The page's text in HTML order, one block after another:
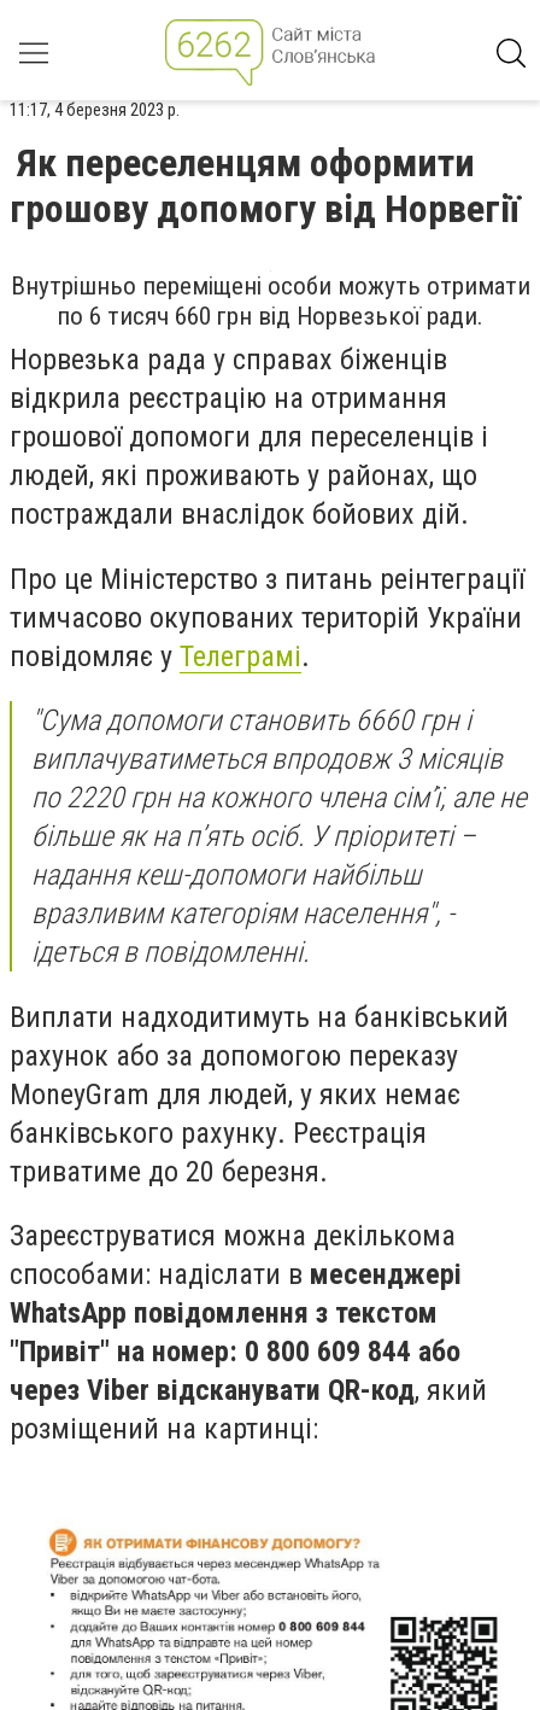
11:17, 4 березня 2023 р.
Як переселенцям оформити
грошову допомогу від Норвегії
Внутрішньо переміщені особи можуть отримати
по 6 тисяч 660 грн від Норвезької ради.
Норвезька рада у справах біженців
відкрила реєстрацію на отримання
грошової допомоги для переселенців і
людей, які проживають у районах, що
постраждали внаслідок бойових дій.
Про це Міністерство з питань реінтеграції
тимчасово окупованих територій України
повідомляє у Телеграмі.
"Сума допомоги становить 6660 грн і
виплачуватиметься впродовж 3 місяців
по 2220 грн на кожного члена сім’ї, але не
більше як на п’ять осіб. У пріоритеті –
надання кеш-допомоги найбільш
вразливим категоріям населення", -
ідеться в повідомленні.
Виплати надходитимуть на банківський
рахунок або за допомогою переказу
MoneyGram для людей, у яких немає
банківського рахунку. Реєстрація
триватиме до 20 березня.
Зареєструватися можна декількома
способами: надіслати в месенджері
WhatsApp повідомлення з текстом
"Привіт" на номер: 0 800 609 844 або
через Viber відсканувати QR-код, який
розміщений на картинці: